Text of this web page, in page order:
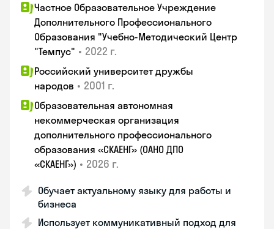
Частное Образовательное Учреждение
Дополнительного Профессионального
Образования "Учебно-Методический Центр
"Темпус" • 2022 г.
Российский университет дружбы
народов • 2001 г.
Образовательная автономная
некоммерческая организация
дополнительного профессионального
образования «СКАЕНГ» (ОАНО ДПО
«СКАЕНГ») • 2026 г.
Обучает актуальному языку для работы и
бизнеса
Использует коммуникативный подход для